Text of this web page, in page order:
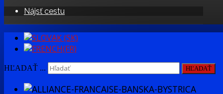
Nájsť cestu
HĽADAŤ ... HĽADAŤ